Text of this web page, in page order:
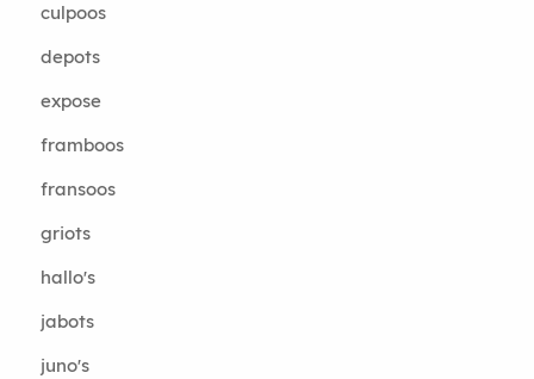
culpoos
depots
expose
framboos
fransoos
griots
hallo's
jabots
juno's